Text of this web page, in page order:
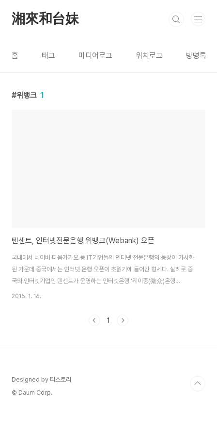
湘來和台妹
홈 태그 미디어로그 위치로그 방명록
위뱅크 1
텐센트, 인터넷전문은행 위뱅크(Webank) 오픈
국내에서 네이버·다음카카오 등 IT기업들의 인터넷 전문은행의 등장이 가시화
된 가운데 중국에서는 인터넷 은행 오픈이 초읽기에 들어간 형세다. 실례로 중
국의 인터넷기업인 텐센트가 운영하는 인터넷은행 ‘웨이중(微众)은행
(WeBank)’의 웹사이트가 오픈되었다. 지난 7월 텐센트(腾讯)와 바이예위엔
위뱅크는 중국 내 민영은행 설립 허가를 받았다. 중국 최초의 민간 인터넷 은행
2015. 1. 16.
1
Designed by 티스토리
© Daum Corp.